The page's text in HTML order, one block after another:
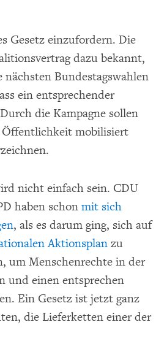
Gesetz einzufordern. Die
dazu bekannt,
Bundestagswahlen
ein entsprechender
die Kampagne sollen
Öffentlichkeit mobilisiert
nicht einfach sein. CDU
haben schonmit sich
, als es darum ging, sich auf
Aktionsplan zu
um Menschenrechte in der
und einen entsprechen
Ein Gesetz ist jetzt ganz
die Lieferketten einer der